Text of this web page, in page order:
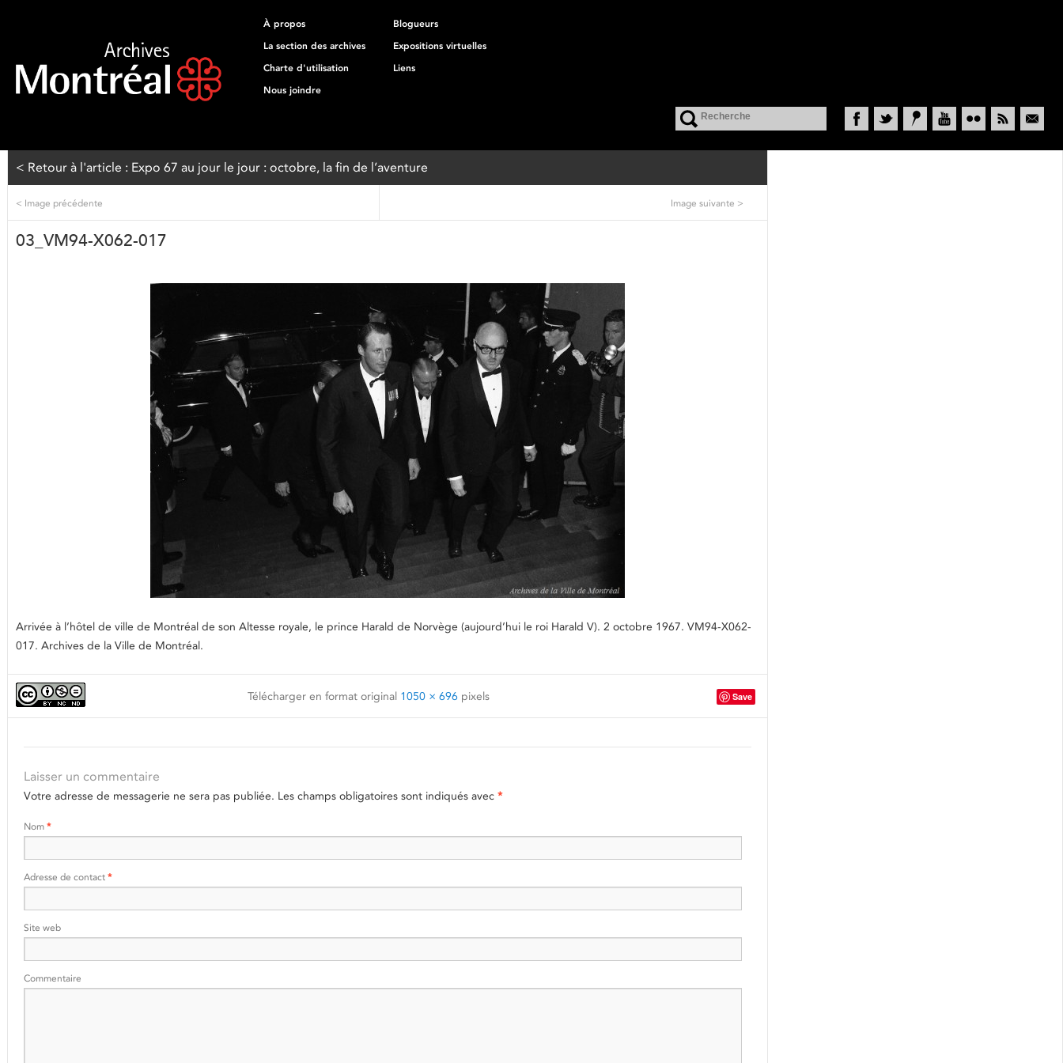
À propos
Blogueurs
La section des archives
Expositions virtuelles
Charte d'utilisation
Liens
Nous joindre
< Retour à l'article : Expo 67 au jour le jour : octobre, la fin de l’aventure
< Image précédente Image suivante >
03_VM94-X062-017
Arrivée à l’hôtel de ville de Montréal de son Altesse royale, le prince Harald de Norvège (aujourd’hui le roi Harald V). 2 octobre 1967. VM94-X062-
017. Archives de la Ville de Montréal.
Télécharger en format original 1050 × 696pixels Save
Laisser un commentaire
Votre adresse de messagerie ne sera pas publiée. Les champs obligatoires sont indiqués avec *
Nom *
Adresse de contact *
Site web
Commentaire